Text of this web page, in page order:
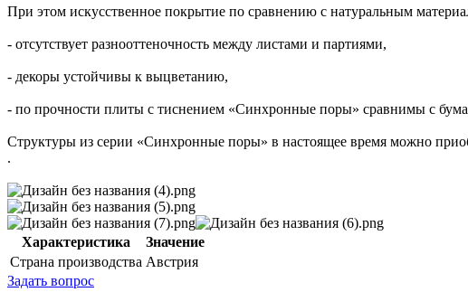
При этом искусственное покрытие по сравнению с натуральным
- отсутствует разнооттеночность между листами и партиями,
- декоры устойчивы к выцветанию,
- по прочности плиты с тиснением «Синхронные поры» сравнимы с
Структуры из серии «Синхронные поры» в настоящее время можно
.
Характеристика
Значение
Страна производства Австрия
Задать вопрос